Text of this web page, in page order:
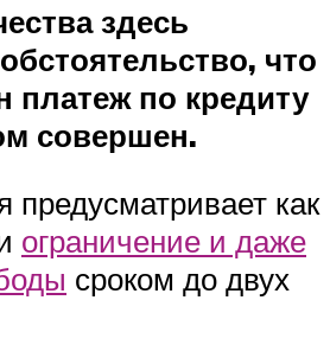
здесь
что
платеж по кредиту
совершен.
предусматривает как
ограничение и даже
сроком до двух